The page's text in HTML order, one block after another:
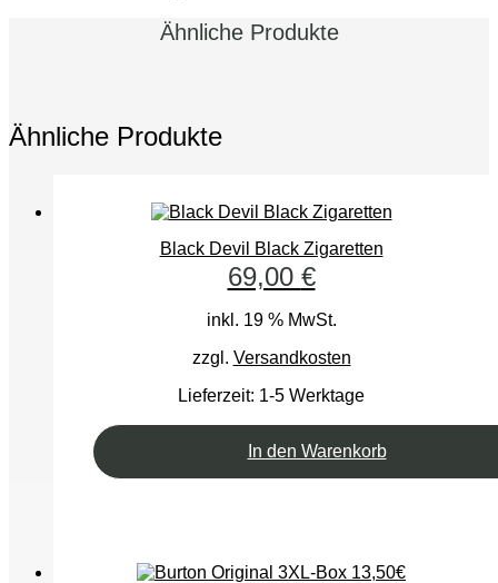
Ähnliche Produkte
Ähnliche Produkte
Black Devil Black Zigaretten
69,00 €
inkl. 19 % MwSt.
zzgl. Versandkosten
Lieferzeit: 1-5 Werktage
In den Warenkorb